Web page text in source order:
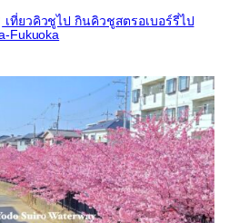
เที่ยวคิวชูไป กินคิวชูสตรอเบอร์รี่ไป
Fukuoka